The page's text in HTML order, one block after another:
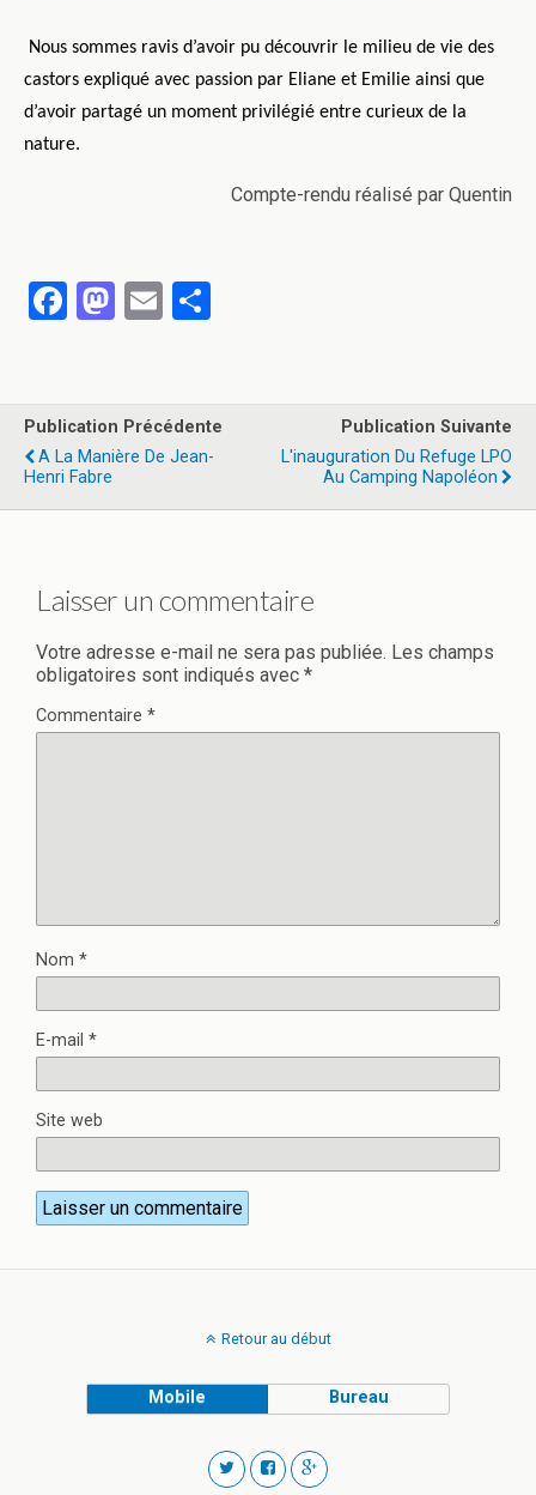
Nous sommes ravis d’avoir pu découvrir le milieu de vie des
castors expliqué avec passion par Eliane et Emilie ainsi que
d’avoir partagé un moment privilégié entre curieux de la
nature.
Compte-rendu réalisé par Quentin
F
b
o
o
M
o
d
E
g
er
Publication Précédente
A La Manière De Jean-
Henri Fabre
Publication Suivante
L'inauguration Du Refuge LPO
Au Camping Napoléon
Laisser un commentaire
Votre adresse e-mail ne sera pas publiée. Les champs
obligatoires sont indiqués avec *
Commentaire *
Nom *
E-mail *
Site web
Retour au début
Mobile Bureau